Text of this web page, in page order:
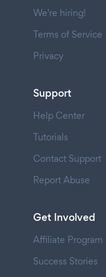
We're hiring!
Terms of Service
Privacy
Support
Help Center
Tutorials
Contact Support
Report Abuse
Get Involved
Affiliate Program
Success Stories